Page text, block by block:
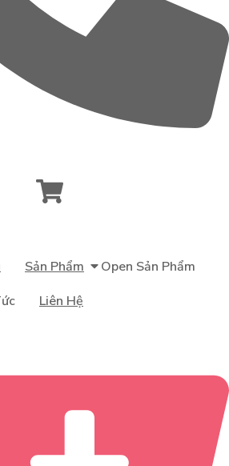
Sản Phẩm
Open Sản Phẩm
Liên Hệ